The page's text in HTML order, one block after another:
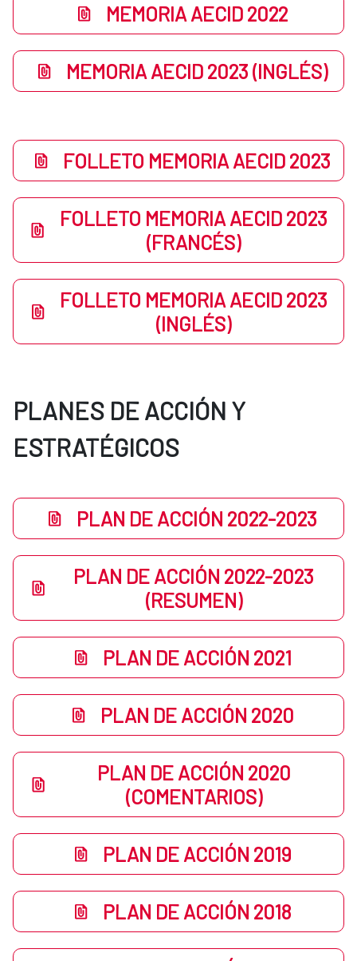
MEMORIA AECID 2022
MEMORIA AECID 2023 (INGLÉS)
FOLLETO MEMORIA AECID 2023
FOLLETO MEMORIA AECID 2023
(FRANCÉS)
FOLLETO MEMORIA AECID 2023
(INGLÉS)
PLANES DE ACCIÓN Y
ESTRATÉGICOS
PLAN DE ACCIÓN 2022-2023
PLAN DE ACCIÓN 2022-2023
(RESUMEN)
PLAN DE ACCIÓN 2021
PLAN DE ACCIÓN 2020
PLAN DE ACCIÓN 2020
(COMENTARIOS)
PLAN DE ACCIÓN 2019
PLAN DE ACCIÓN 2018